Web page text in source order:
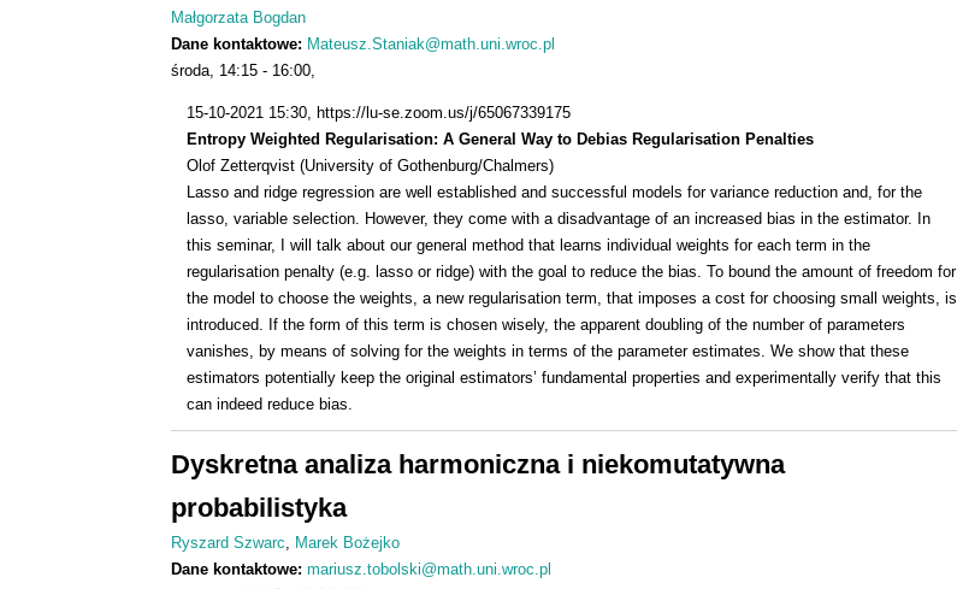
Małgorzata Bogdan
Dane kontaktowe: Mateusz.Staniak@math.uni.wroc.pl
środa 14:15 16:00
15-10-2021 15:30, https://lu-se.zoom.us/j/65067339175
Entropy Weighted Regularisation: A General Way to Debias Regularisation Penalties
Olof Zetterqvist (University of Gothenburg/Chalmers)
Lasso and ridge regression are well established and successful models for variance reduction and, for the
lasso, variable selection. However, they come with a disadvantage of an increased bias in the estimator. In
this seminar, I will talk about our general method that learns individual weights for each term in the
regularisation penalty (e.g. lasso or ridge) with the goal to reduce the bias. To bound the amount of freedom for
the model to choose the weights, a new regularisation term, that imposes a cost for choosing small weights, is
introduced. If the form of this term is chosen wisely, the apparent doubling of the number of parameters
vanishes, by means of solving for the weights in terms of the parameter estimates. We show that these
estimators potentially keep the original estimators’ fundamental properties and experimentally verify that this
can indeed reduce bias.
Dyskretna analiza harmoniczna i niekomutatywna
probabilistyka
Ryszard Szwarc
Marek Bożejko
Dane kontaktowe: mariusz.tobolski@math.uni.wroc.pl